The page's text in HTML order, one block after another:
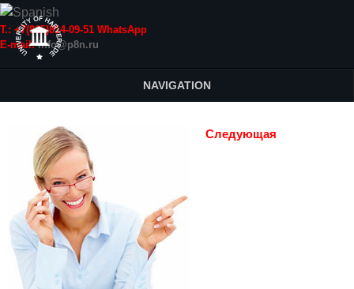
Т.: +7(915)814-09-51 WhatsApp
E-mail:info@p8n.ru
NAVIGATION
Следующая